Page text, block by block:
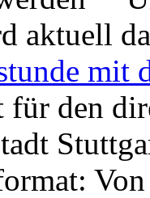
aktuell
mit
für den